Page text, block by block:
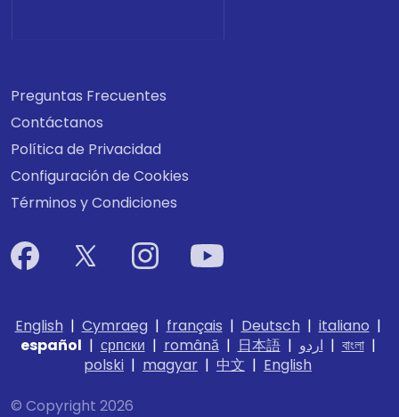
Preguntas Frecuentes
Contáctanos
Política de Privacidad
Configuración de Cookies
Términos y Condiciones
English| Cymraeg| français | Deutsch| italiano |
español | српски | română| 日本語| اردو | বাংলা|
polski | magyar | 中文 | English
© Copyright 2026